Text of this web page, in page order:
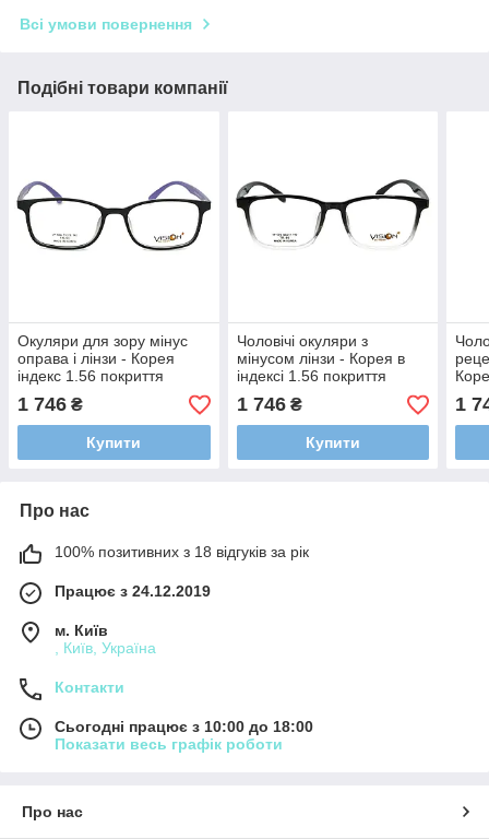
Всі умови повернення
Подібні товари компанії
Окуляри для зору мінус
оправа і лінзи - Корея
індекс 1.56 покриття
рецептом/сфера/
астигматика)
1 746 ₴
Купити
Чоловічі окуляри з
мінусом лінзи - Корея в
індексі 1.56 покриття
рецептом/сфера/
астигматика)
1 746₴
Купити
1
Про нас
100% позитивних з 18 відгуків за рік
Працює з 24.12.2019
м. Київ
, Київ, Україна
Контакти
Сьогодні працює з 10:00 до 18:00
Показати весь графік роботи
Про нас